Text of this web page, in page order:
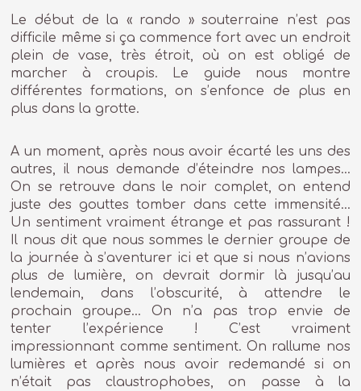
Le début de la « rando » souterraine n’est pas
difficile même si ça commence fort avec un endroit
plein de vase, très étroit, où on est obligé de
marcher à croupis. Le guide nous montre
différentes formations, on s’enfonce de plus en
plus dans la grotte.
A un moment, après nous avoir écarté les uns des
autres, il nous demande d’éteindre nos lampes…
On se retrouve dans le noir complet, on entend
juste des gouttes tomber dans cette immensité…
Un sentiment vraiment étrange et pas rassurant !
Il nous dit que nous sommes le dernier groupe de
la journée à s’aventurer ici et que si nous n’avions
plus de lumière, on devrait dormir là jusqu’au
lendemain, dans l’obscurité, à attendre le
prochain groupe… On n’a pas trop envie de
tenter l’expérience ! C’est vraiment
impressionnant comme sentiment. On rallume nos
lumières et après nous avoir redemandé si on
n’était pas claustrophobes, on passe à la